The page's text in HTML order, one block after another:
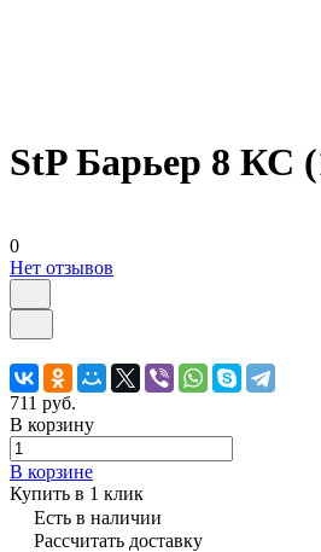
StP Барьер 8 КС
0
Нет отзывов
711 руб.
В корзину
В корзине
Купить в 1 клик
Есть в наличии
Рассчитать доставку